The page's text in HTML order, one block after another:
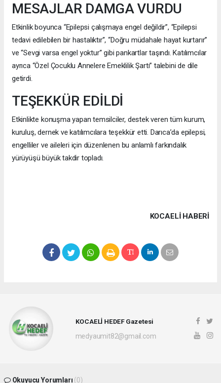
MESAJLAR DAMGA VURDU
Etkinlik boyunca “Epilepsi çalışmaya engel değildir”, “Epilepsi
tedavi edilebilen bir hastalıktır”, “Doğru müdahale hayat kurtarır”
ve “Sevgi varsa engel yoktur” gibi pankartlar taşındı. Katılımcılar
ayrıca “Özel Çocuklu Annelere Emeklilik Şartı” talebini de dile
getirdi.
TEŞEKKÜR EDİLDİ
Etkinlikte konuşma yapan temsilciler, destek veren tüm kurum,
kuruluş, dernek ve katılımcılara teşekkür etti. Darıca’da epilepsi,
engelliler ve aileleri için düzenlenen bu anlamlı farkındalık
yürüyüşü büyük takdir topladı.
KOCAELI HABERİ
KOCAELİ HEDEF Gazetesi
medyaumit82@gmail.com
Okuyucu Yorumları (0)